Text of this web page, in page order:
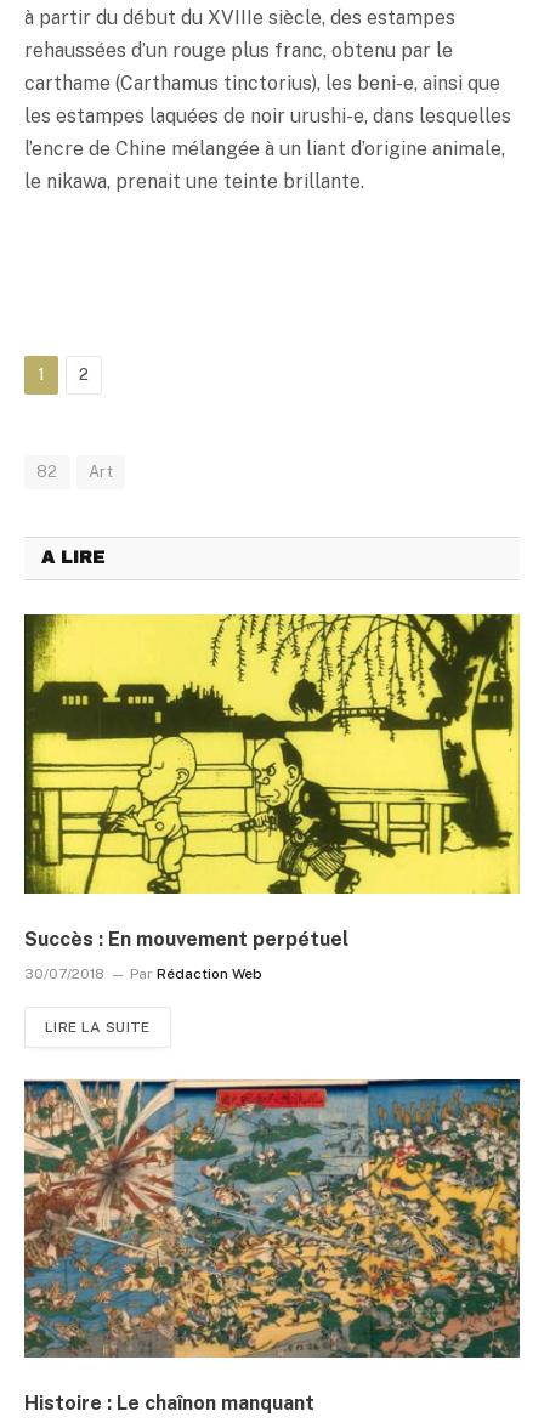
à partir du début du XVIIIe siècle, des estampes
rehaussées d’un rouge plus franc, obtenu par le
carthame (Carthamus tinctorius), les beni-e, ainsi que
les estampes laquées de noir urushi-e, dans lesquelles
l’encre de Chine mélangée à un liant d’origine animale,
le nikawa, prenait une teinte brillante.
1 2
82 Art
A LIRE
Succès : En mouvement perpétuel
30/07/2018 Par Rédaction Web
LIRE LA SUITE
Histoire : Le chaînon manquant